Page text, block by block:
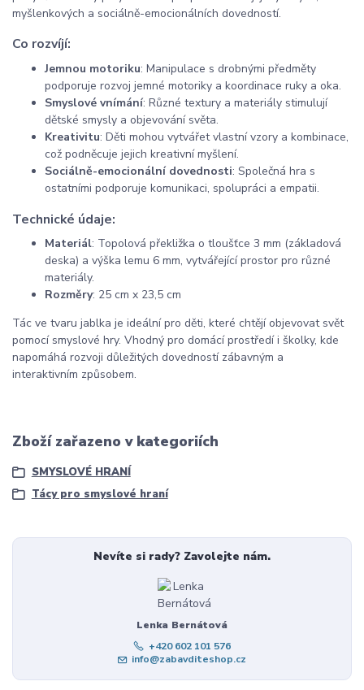
myšlenkových a sociálně-emocionálních dovedností.
Co rozvíjí:
Jemnou motoriku: Manipulace s drobnými předměty
podporuje rozvoj jemné motoriky a koordinace ruky a oka.
Smyslové vnímání: Různé textury a materiály stimulují
dětské smysly a objevování světa.
Kreativitu: Děti mohou vytvářet vlastní vzory a kombinace,
což podněcuje jejich kreativní myšlení.
Sociálně-emocionální dovednosti: Společná hra s
ostatními podporuje komunikaci, spolupráci a empatii.
Technické údaje:
Materiál: Topolová překližka o tloušťce 3 mm (základová
deska) a výška lemu 6 mm, vytvářející prostor pro různé
materiály.
Rozměry: 25 cm x 23,5 cm
Tác ve tvaru jablka je ideální pro děti, které chtějí objevovat svět
pomocí smyslové hry. Vhodný pro domácí prostředí i školky, kde
napomáhá rozvoji důležitých dovedností zábavným a
interaktivním způsobem.
Zboží zařazeno v kategoriích
SMYSLOVÉ HRANÍ
Tácy pro smyslové hraní
Nevíte si rady? Zavolejte nám.
Lenka Bernátová
+420 602 101 576
info@zabavditeshop.cz